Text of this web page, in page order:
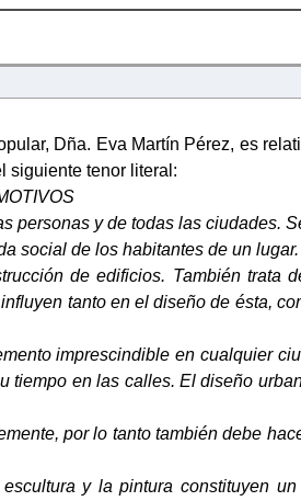
Dña. Eva Martín Pérez, es
siguiente tenor literal:
personas y de todas las ciudades.
social de los habitantes de un lugar.
de edificios. También trata
tanto en el diseño de ésta,
imprescindible en cualquier
tiempo en las calles. El diseño
por lo tanto también debe
y la pintura constituyen